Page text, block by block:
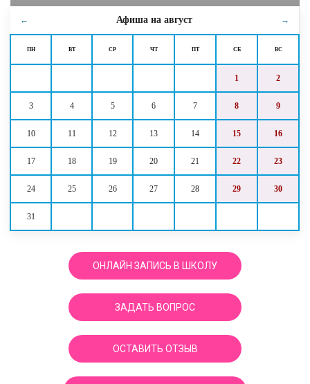
← Афиша на август →
ПН ВТ СР ЧТ ПТ СБ ВС
1 2
3 4 5 6 7 8 9
10 11 12 13 14 15 16
17 18 19 20 21 22 23
24 25 26 27 28 29 30
31
ОНЛАЙН ЗАПИСЬ В ШКОЛУ
ЗАДАТЬ ВОПРОС
ОСТАВИТЬ ОТЗЫВ